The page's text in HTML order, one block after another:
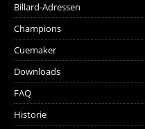
Billard-Adressen
Champions
Cuemaker
Downloads
FAQ
Historie